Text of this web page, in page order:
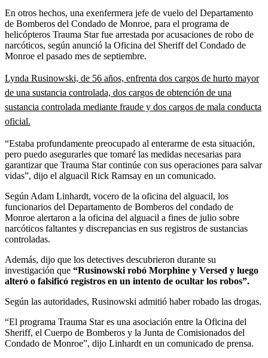
En otros hechos, una exenfermera jefe de vuelo del Departamento
de Bomberos del Condado de Monroe, para el programa de
helicópteros Trauma Star fue arrestada por acusaciones de robo de
narcóticos, según anunció la Oficina del Sheriff del Condado de
Monroe el pasado mes de septiembre.
Lynda Rusinowski, de 56 años, enfrenta dos cargos de hurto mayor
de una sustancia controlada, dos cargos de obtención de una
sustancia controlada mediante fraude y dos cargos de mala conducta
oficial.
“Estaba profundamente preocupado al enterarme de esta situación,
pero puedo asegurarles que tomaré las medidas necesarias para
garantizar que Trauma Star continúe con sus operaciones para salvar
vidas”, dijo el alguacil Rick Ramsay en un comunicado.
Según Adam Linhardt, vocero de la oficina del alguacil, los
funcionarios del Departamento de Bomberos del condado de
Monroe alertaron a la oficina del alguacil a fines de julio sobre
narcóticos faltantes y discrepancias en sus registros de sustancias
controladas.
Además, dijo que los detectives descubrieron durante su
investigación que “Rusinowski robó Morphine y Versed y luego
alteró o falsificó registros en un intento de ocultar los robos”.
Según las autoridades, Rusinowski admitió haber robado las drogas.
“El programa Trauma Star es una asociación entre la Oficina del
Sheriff, el Cuerpo de Bomberos y la Junta de Comisionados del
Condado de Monroe”, dijo Linhardt en un comunicado de prensa.